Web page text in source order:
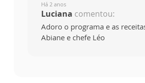
Há 2 anos
Luciana comentou:
Adoro o programa e as
Abiane e chefe Léo